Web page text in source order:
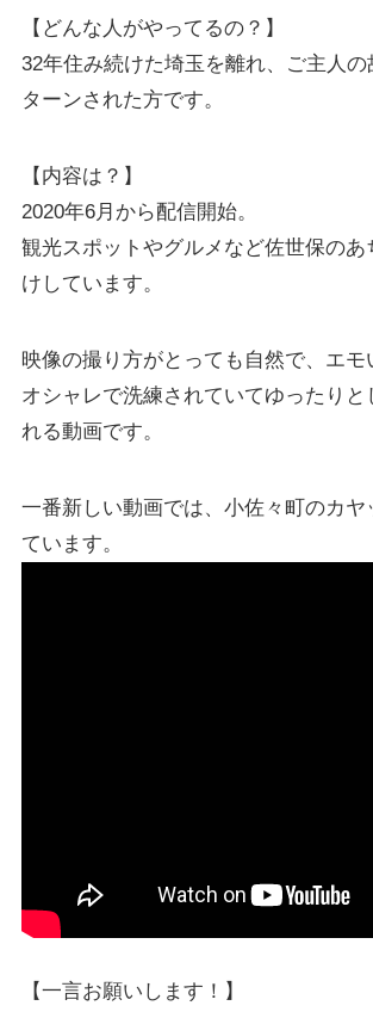
【どんな人がやってるの？】
32年住み続けた埼玉を離れ、ご主人の
ターンされた方です。
【内容は？】
2020年6月から配信開始。
観光スポットやグルメなど佐世保のあ
けしています。
映像の撮り方がとっても自然で、エモ
オシャレで洗練されていてゆったりと
れる動画です。
一番新しい動画では、小佐々町のカヤ
ています。
【一言お願いします！】